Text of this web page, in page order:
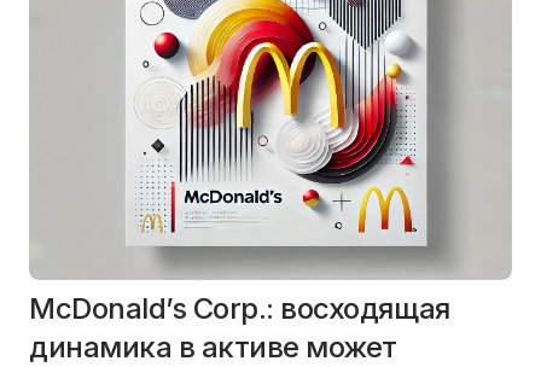
McDonald’s Corp.: восходящая
динамика в активе может